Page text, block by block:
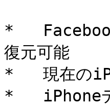
*
復元可能
*   現在の
*   iPhoneデ